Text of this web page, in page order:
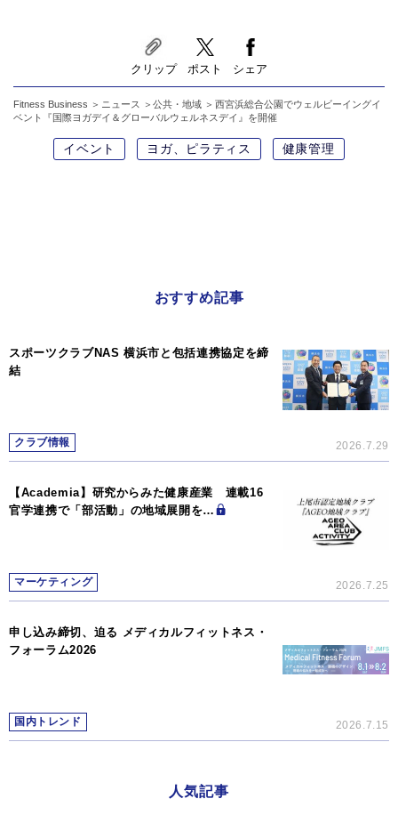
クリップ ポスト シェア
Fitness Business ニュース 公共・地域
西宮浜総合公園でウェルビーイングイ
ベント『国際ヨガデイ＆グローバルウェルネスデイ』を開催
イベント ヨガ、ピラティス 健康管理
おすすめ記事
スポーツクラブNAS 横浜市と包括連携協定を締
結
クラブ情報 2026.7.29
【Academia】研究からみた健康産業 連載16
官学連携で「部活動」の地域展開を…
マーケティング 2026.7.25
申し込み締切、迫る メディカルフィットネス・
フォーラム2026
国内トレンド 2026.7.15
人気記事